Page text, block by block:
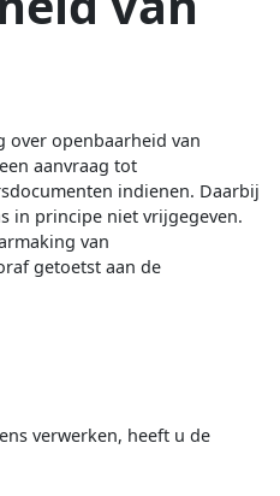
over openbaarheid van
aanvraag tot
indienen. Daarbij
in principe niet vrijgegeven.
van
getoetst aan de
verwerken, heeft u de